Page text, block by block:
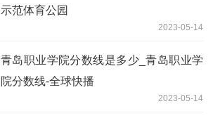
示范体育公园
2023-05-14
青岛职业学院分数线是多少_青岛职业学
院分数线-全球快播
2023-05-14